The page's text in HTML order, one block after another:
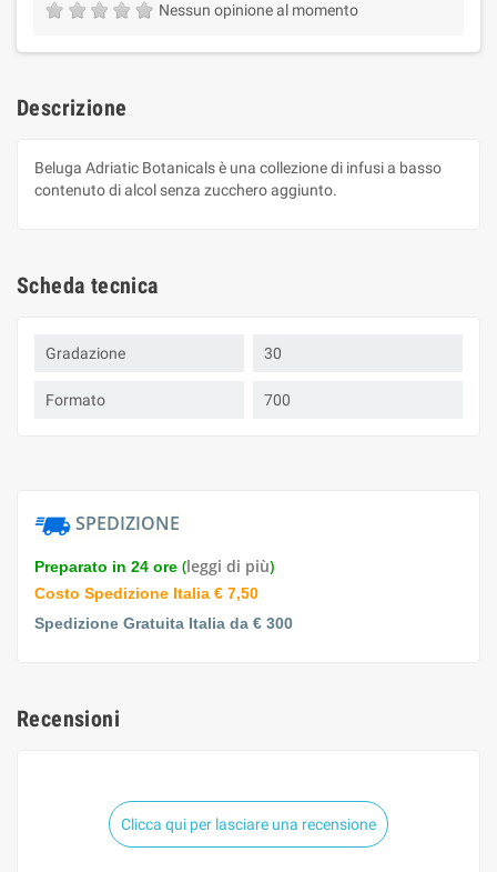
Nessun opinione al momento
Descrizione
Beluga Adriatic Botanicals è una collezione di infusi a basso
contenuto di alcol senza zucchero aggiunto.
Scheda tecnica
Gradazione 30
Formato 700
SPEDIZIONE
Preparato in 24 ore (leggi di più)
Costo Spedizione Italia € 7,50
Spedizione Gratuita Italia da € 300
Recensioni
Clicca qui per lasciare una recensione